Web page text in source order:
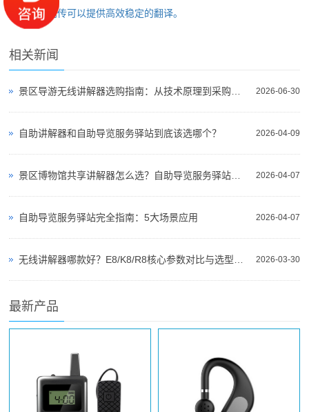
下一篇：
同传可以提供高效稳定的翻译。
相关新闻
2026-06-30
景区导游无线讲解器选购指南：从技术原理到采购决策
2026-04-09
自助讲解器和自助导览服务驿站到底该选哪个？
2026-04-07
景区博物馆共享讲解器怎么选？自助导览服务驿站部署全攻略（2026版）
2026-04-07
自助导览服务驿站完全指南：5大场景应用
2026-03-30
无线讲解器哪款好？E8/K8/R8核心参数对比与选型指南
最新产品